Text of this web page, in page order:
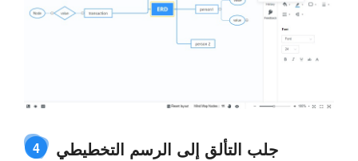
4 جلب التألق إلى الرسم التخطيطي